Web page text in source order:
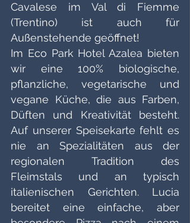
Cavalese im Val di Fiemme
(Trentino) ist auch für
Außenstehende geöffnet!
Im Eco Park Hotel Azalea bieten
wir eine 100% biologische,
pflanzliche, vegetarische und
vegane Küche, die aus Farben,
Düften und Kreativität besteht.
Auf unserer Speisekarte fehlt es
nie an Spezialitäten aus der
regionalen Tradition des
Fleimstals und an typisch
italienischen Gerichten. Lucia
bereitet eine einfache, aber